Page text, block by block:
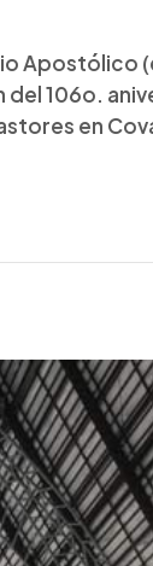
Apostólico
106o.
en